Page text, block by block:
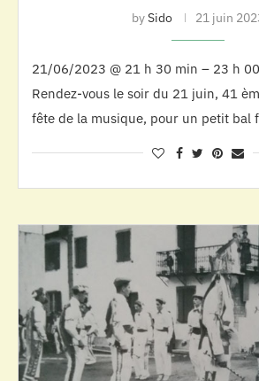
bySido 21 juin
21/06/2023 @ 21 h 30 min – 23 h
Rendez-vous le soir du 21 juin, 41
fête de la musique, pour un petit bal